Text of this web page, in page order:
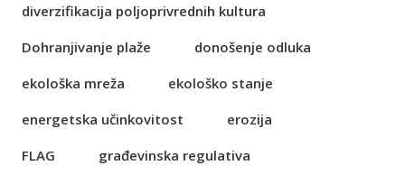
diverzifikacija poljoprivrednih kultura
Dohranjivanje plaže
donošenje odluka
ekološka mreža
ekološko stanje
energetska učinkovitost
erozija
FLAG
građevinska regulativa